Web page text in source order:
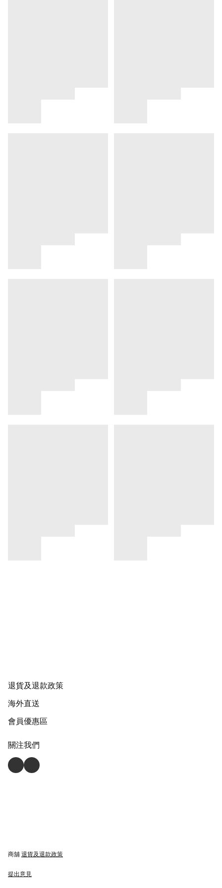
退貨及退款政策
海外直送
會員優惠區
關注我們
商舖 退貨及退款政策
提出意見